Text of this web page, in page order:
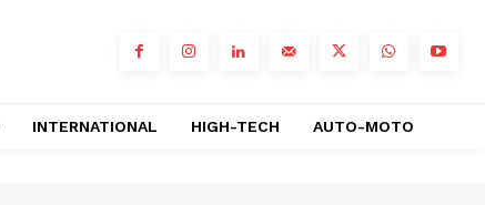
INTERNATIONAL HIGH-TECH AUTO-MOTO